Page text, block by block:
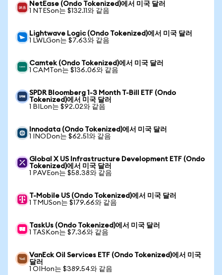
NetEase (Ondo Tokenized)에서 미국 달러
1 NTESon는 $132.11와 같음
Lightwave Logic (Ondo Tokenized)에서 미국 달러
1 LWLGon는 $7.63와 같음
Camtek (Ondo Tokenized)에서 미국 달러
1 CAMTon는 $136.06와 같음
SPDR Bloomberg 1-3 Month T-Bill ETF (Ondo
Tokenized)에서 미국 달러
1 BILon는 $92.02와 같음
Innodata (Ondo Tokenized)에서 미국 달러
1 INODon는 $62.51와 같음
Global X US Infrastructure Development ETF (Ondo
Tokenized)에서 미국 달러
1 PAVEon는 $58.38와 같음
T-Mobile US (Ondo Tokenized)에서 미국 달러
1 TMUSon는 $179.66와 같음
TaskUs (Ondo Tokenized)에서 미국 달러
1 TASKon는 $7.36와 같음
VanEck Oil Services ETF (Ondo Tokenized)에서 미국
달러
1 OIHon는 $389.54와 같음